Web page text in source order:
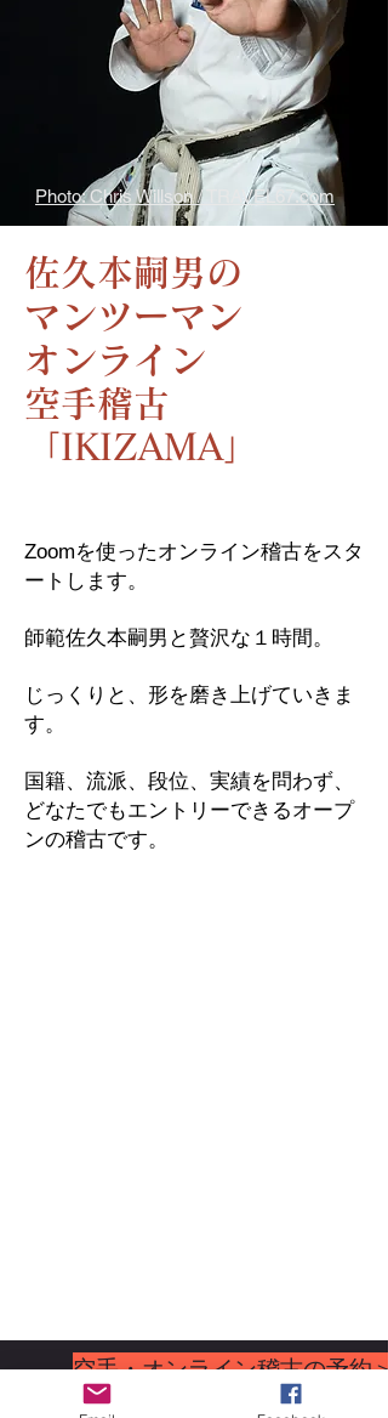
Photo: Chris Willson / TRAVEL67.com
佐久本嗣男の
マンツーマン
オンライン
空手稽古
​「IKIZAMA」
Zoomを使ったオンライン稽古をスタ
ートします。
師範佐久本嗣男と贅沢な１時間。
じっくりと、形を磨き上げていきま
す。
​国籍、流派、段位、実績を問わず、
どなたでもエントリーできるオープ
ンの稽古です。​​​
空手・オンライン稽古の予約＞